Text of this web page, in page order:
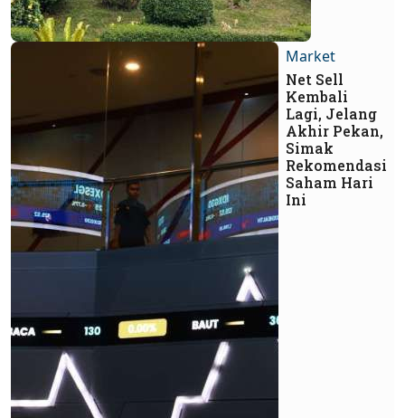
Market
Net Sell
Kembali
Lagi, Jelang
Akhir Pekan,
Simak
Rekomendasi
Saham Hari
Ini